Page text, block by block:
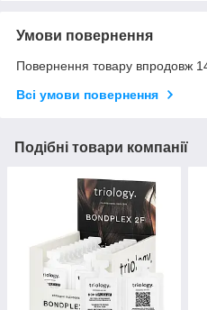
Умови повернення
Повернення товару впродовж
Всі умови повернення
Подібні товари компанії